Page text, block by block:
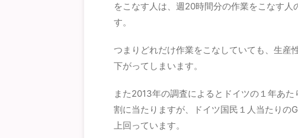
をこなす人は、週20時間分の作業をこなす
す。
つまりどれだけ作業をこなしていても、生産
下がってしまいます。
また2013年の調査によるとドイツの１年あ
割に当たりますが、ドイツ国民１人当たり
上回っています。